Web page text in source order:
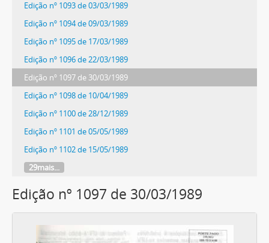
Edição nº 1093 de 03/03/1989
Edição nº 1094 de 09/03/1989
Edição nº 1095 de 17/03/1989
Edição nº 1096 de 22/03/1989
Edição nº 1097 de 30/03/1989
Edição nº 1098 de 10/04/1989
Edição nº 1100 de 28/12/1989
Edição nº 1101 de 05/05/1989
Edição nº 1102 de 15/05/1989
29mais...
Edição nº 1097 de 30/03/1989